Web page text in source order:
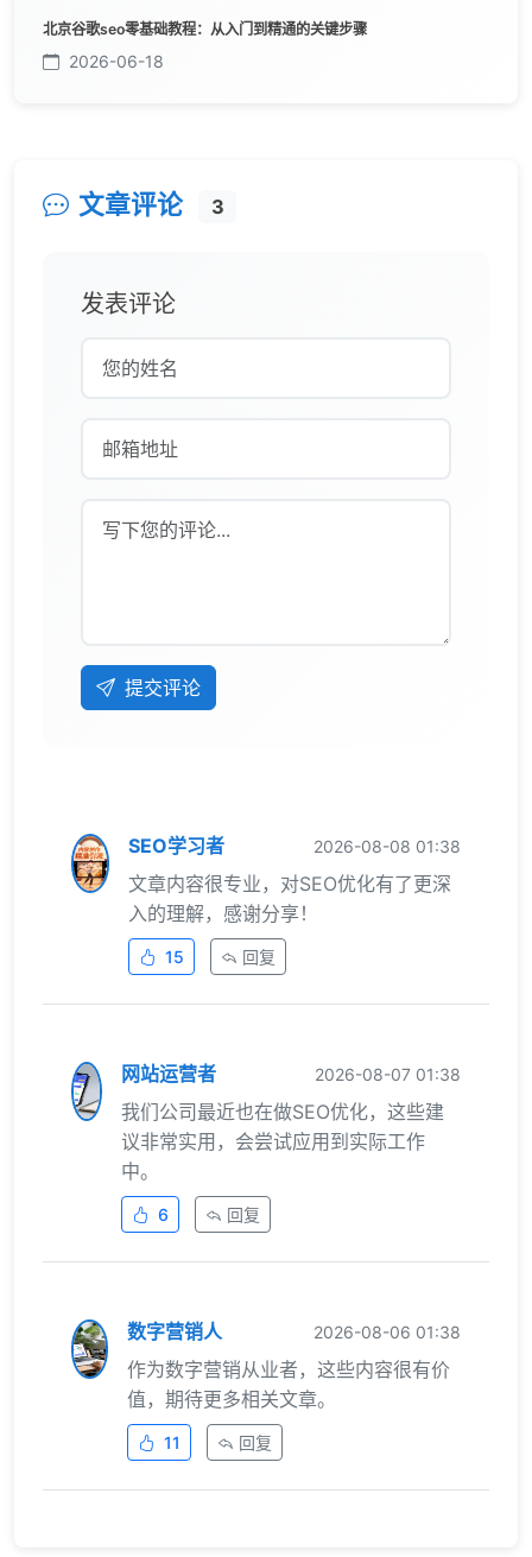
北京谷歌seo零基础教程：从入门到精通的关键步骤
2026-06-18
文章评论 3
发表评论
提交评论
SEO学习者 2026-08-08 01:38
文章内容很专业，对SEO优化有了更深
入的理解，感谢分享！
15 回复
网站运营者 2026-08-07 01:38
我们公司最近也在做SEO优化，这些建
议非常实用，会尝试应用到实际工作
中。
6 回复
数字营销人 2026-08-06 01:38
作为数字营销从业者，这些内容很有价
值，期待更多相关文章。
11 回复